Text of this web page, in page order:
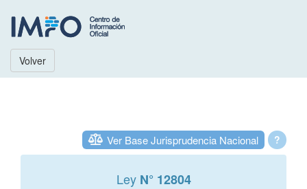
Volver
?
Ver Base Jurisprudencia Nacional
Ley N° 12804